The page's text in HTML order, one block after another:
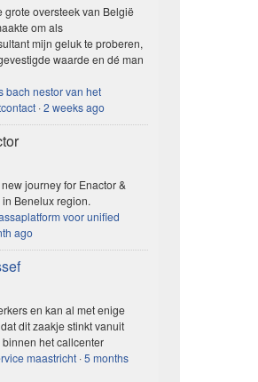
grote oversteek van België
om als
mijn geluk te proberen,
waarde en dé man
bach nestor van het
·2 weeks ago
journey for Enactor &
Benelux region.
voor unified
ago
en kan al met enige
dit zaakje stinkt vanuit
het callcenter
maastricht ·5 months